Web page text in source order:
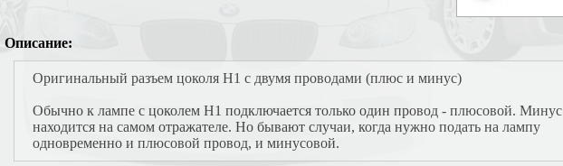
Описание:
Оригинальный разъем цоколя H1 с двумя проводами (плюс и минус)
Обычно к лампе с цоколем Н1 подключается только один провод - плюсовой. Минус
находится на самом отражателе. Но бывают случаи, когда нужно подать на лампу
одновременно и плюсовой провод, и минусовой.